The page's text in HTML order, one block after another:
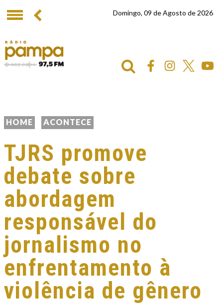
Domingo, 09 de Agosto de 2026
HOME ACONTECE
TJRS promove
debate sobre
abordagem
responsável do
jornalismo no
enfrentamento à
violência de gênero